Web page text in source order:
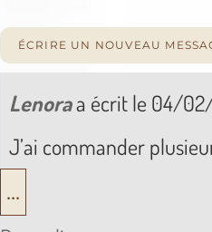
Lenoraa écrit le 04/
J’ai commander
...